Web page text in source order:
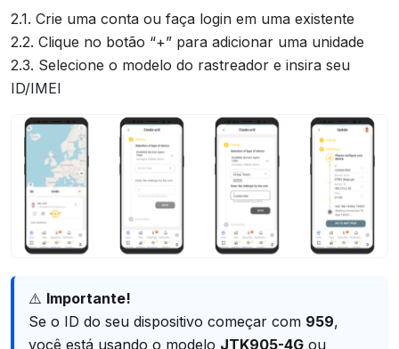
2.1. Crie uma conta ou faça login em uma existente
2.2. Clique no botão “+” para adicionar uma unidade
2.3. Selecione o modelo do rastreador e insira seu
ID/IMEI
⚠️ Importante!
Se o ID do seu dispositivo começar com 959,
você está usando o modelo JTK905-4G ou